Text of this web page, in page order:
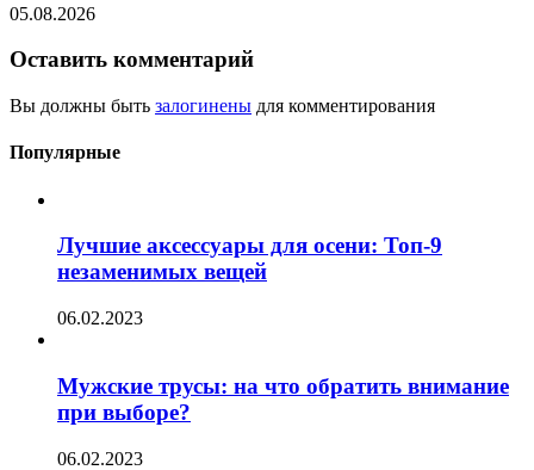
05.08.2026
Оставить комментарий
Вы должны быть залогинены для комментирования
Популярные
Лучшие аксессуары для осени: Топ-9
незаменимых вещей
06.02.2023
Мужские трусы: на что обратить внимание
при выборе?
06.02.2023